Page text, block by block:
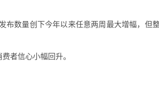
数量创下今年以来任意两周最大增幅，但
者信心小幅回升。